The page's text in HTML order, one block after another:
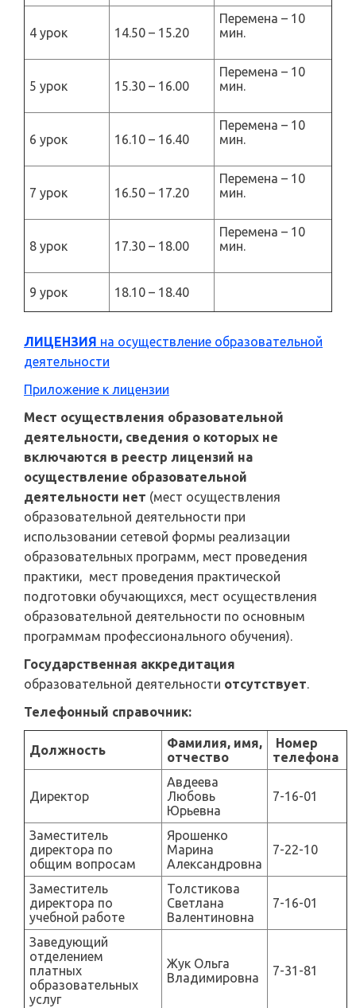
4 урок 14.50 – 15.20
Перемена – 10
мин.
5 урок 15.30 – 16.00
Перемена – 10
мин.
6 урок 16.10 – 16.40
Перемена – 10
мин.
7 урок 16.50 – 17.20
Перемена – 10
мин.
8 урок 17.30 – 18.00
Перемена – 10
мин.
9 урок 18.10 – 18.40
ЛИЦЕНЗИЯ на осуществление образовательной
деятельности
Приложение к лицензии
Мест осуществления образовательной
деятельности, сведения о которых не
включаются в реестр лицензий на
осуществление образовательной
деятельности нет (мест осуществления
образовательной деятельности при
использовании сетевой формы реализации
образовательных программ, мест проведения
практики, мест проведения практической
подготовки обучающихся, мест осуществления
образовательной деятельности по основным
программам профессионального обучения).
Государственная аккредитация
образовательной деятельности отсутствует.
Телефонный справочник:
Должность
Фамилия, имя,
отчество
Номер
телефона
Директор
Авдеева
Любовь
Юрьевна
7-16-01
Заместитель
директора по
общим вопросам
Ярошенко
Марина
Александровна
7-22-10
Заместитель
директора по
учебной работе
Толстикова
Светлана
Валентиновна
7-16-01
Заведующий
отделением
платных
образовательных
услуг
Жук Ольга
Владимировна
7-31-81